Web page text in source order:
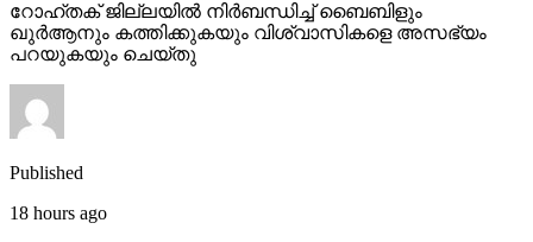
റോഹ്തക് ജില്ലയില്‍ നിര്‍ബന്ധിച്ച് ബൈബിളും
ഖുര്‍ആനും കത്തിക്കുകയും വിശ്വാസികളെ അസഭ്യം
പറയുകയും ചെയ്തു
Published
18 hours ago